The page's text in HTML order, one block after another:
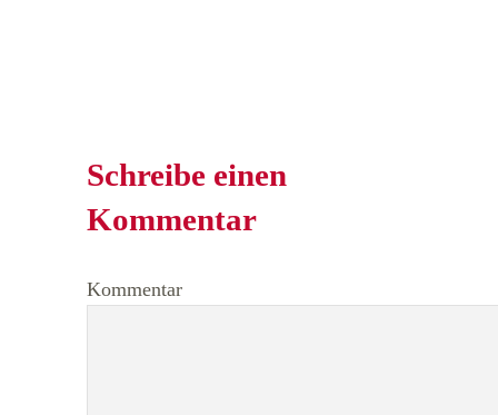
Schreibe einen
Kommentar
Kommentar